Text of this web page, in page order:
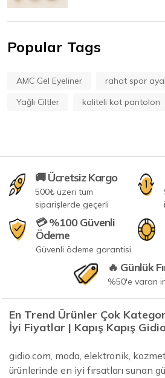
Popular Tags
AMC Gel Eyeliner rahat spor
Yağlı Ciltler
kaliteli kot pantolon
🚚 Ücretsiz Kargo
500₺ üzeri tüm
siparişlerde geçerli
💳 %100 Güvenli
Ödeme
Güvenli ödeme garantisi
🔥 Günlük
%50'e varan
En Trend Ürünler Çok
İyi Fiyatlar | Kapış Kapış
gidio.com, moda, elektronik,
ürünlerinde en iyi fırsatları sunan